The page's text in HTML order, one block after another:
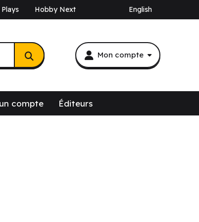
Hobby Next English
Mon compte
compte Éditeurs